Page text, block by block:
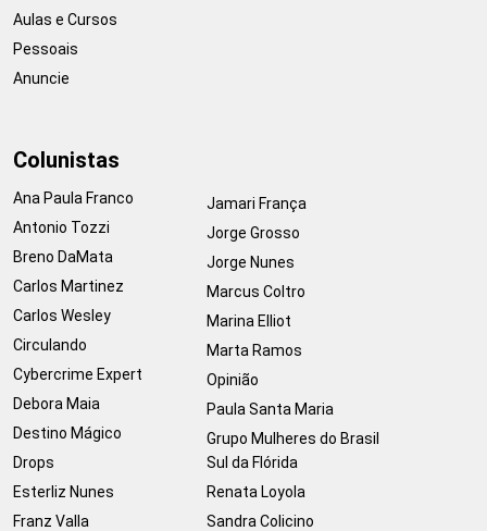
Aulas e Cursos
Pessoais
Anuncie
Colunistas
Ana Paula Franco
Antonio Tozzi
Breno DaMata
Carlos Martinez
Carlos Wesley
Circulando
Cybercrime Expert
Debora Maia
Destino Mágico
Drops
Esterliz Nunes
Franz Valla
Jamari França
Jorge Grosso
Jorge Nunes
Marcus Coltro
Marina Elliot
Marta Ramos
Opinião
Paula Santa Maria
Grupo Mulheres do Brasil
Sul da Flórida
Renata Loyola
Sandra Colicino